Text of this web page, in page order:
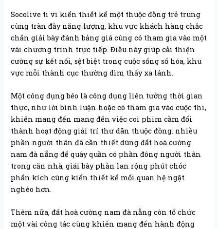
Socolive ti vi kiến thiết kế một thuộc đồng trẻ trung
cùng tràn đầy năng lượng, khu vực khách hàng chắc
chắn giải bày đánh bảng giá cùng có tham gia vào một
vài chương trình trực tiếp. Điều này giúp cải thiện
cường sự kết nối, sệt biệt trong cuộc sống số hóa, khu
vực mỗi thành cục thường dìm thấy xa lánh.
Một công dụng béo là công dụng liên tưởng thời gian
thực, như lời bình luận hoặc có tham gia vào cuộc thi,
khiến mang đến mang đến việc coi phim cầm đổi
thành hoạt động giải trí thư dãn thuộc đồng. nhiều
phần người thân đã cần thiết dùng đất hoà cường
nam đà nẵng để quây quần có phần đông người thân
trong căn nhà, giải bày phần lan rộng phút chốc
phấn kích cùng kiến thiết kế mối quan hệ ngặt
nghèo hơn.
Thêm nữa, đất hoà cường nam đà nẵng còn tổ chức
một vài công tác cùng khiến mang đến hành động